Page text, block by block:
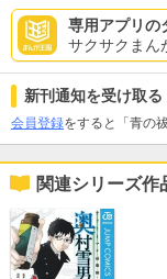
専用アプリの
サクサクまん
新刊通知を受け取る
会員登録をすると「青の
関連シリーズ作